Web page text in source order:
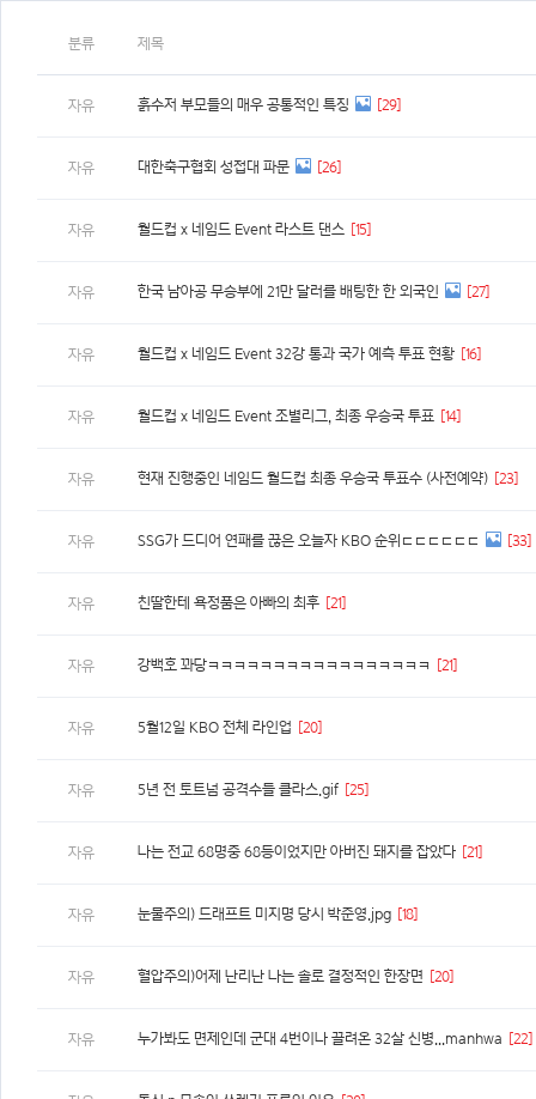
분류 제목
자유 흙수저 부모들의 매우 공통적인 특징 [29]
자유 대한축구협회 성접대 파문 [26]
자유 월드컵 x 네임드 Event 라스트 댄스 [15]
자유 한국 남아공 무승부에 21만 달러를 배팅한 한 외국인 [27]
자유 월드컵 x 네임드 Event 32강 통과 국가 예측 투표 현황 [16]
자유 월드컵 x 네임드 Event 조별리그, 최종 우승국 투표 [14]
자유 현재 진행중인 네임드 월드컵 최종 우승국 투표수 (사전예약) [23]
자유 SSG가 드디어 연패를 끊은 오늘자 KBO 순위ㄷㄷㄷㄷㄷㄷ [33]
자유 친딸한테 욕정품은 아빠의 최후 [21]
자유 강백호 꽈당ㅋㅋㅋㅋㅋㅋㅋㅋㅋㅋㅋㅋㅋㅋㅋㅋㅋ [21]
자유 5월12일 KBO 전체 라인업 [20]
자유 5년 전 토트넘 공격수들 클라스.gif [25]
자유 나는 전교 68명중 68등이었지만 아버진 돼지를 잡았다 [21]
자유 눈물주의) 드래프트 미지명 당시 박준영.jpg [18]
자유 혈압주의)어제 난리난 나는 솔로 결정적인 한장면 [20]
자유 누가봐도 면제인데 군대 4번이나 끌려온 32살 신병...manhwa [22]